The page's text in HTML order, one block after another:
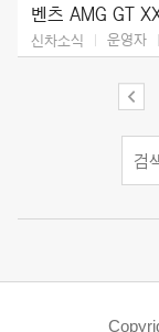
벤츠 AMG GT
신차소식 운영자